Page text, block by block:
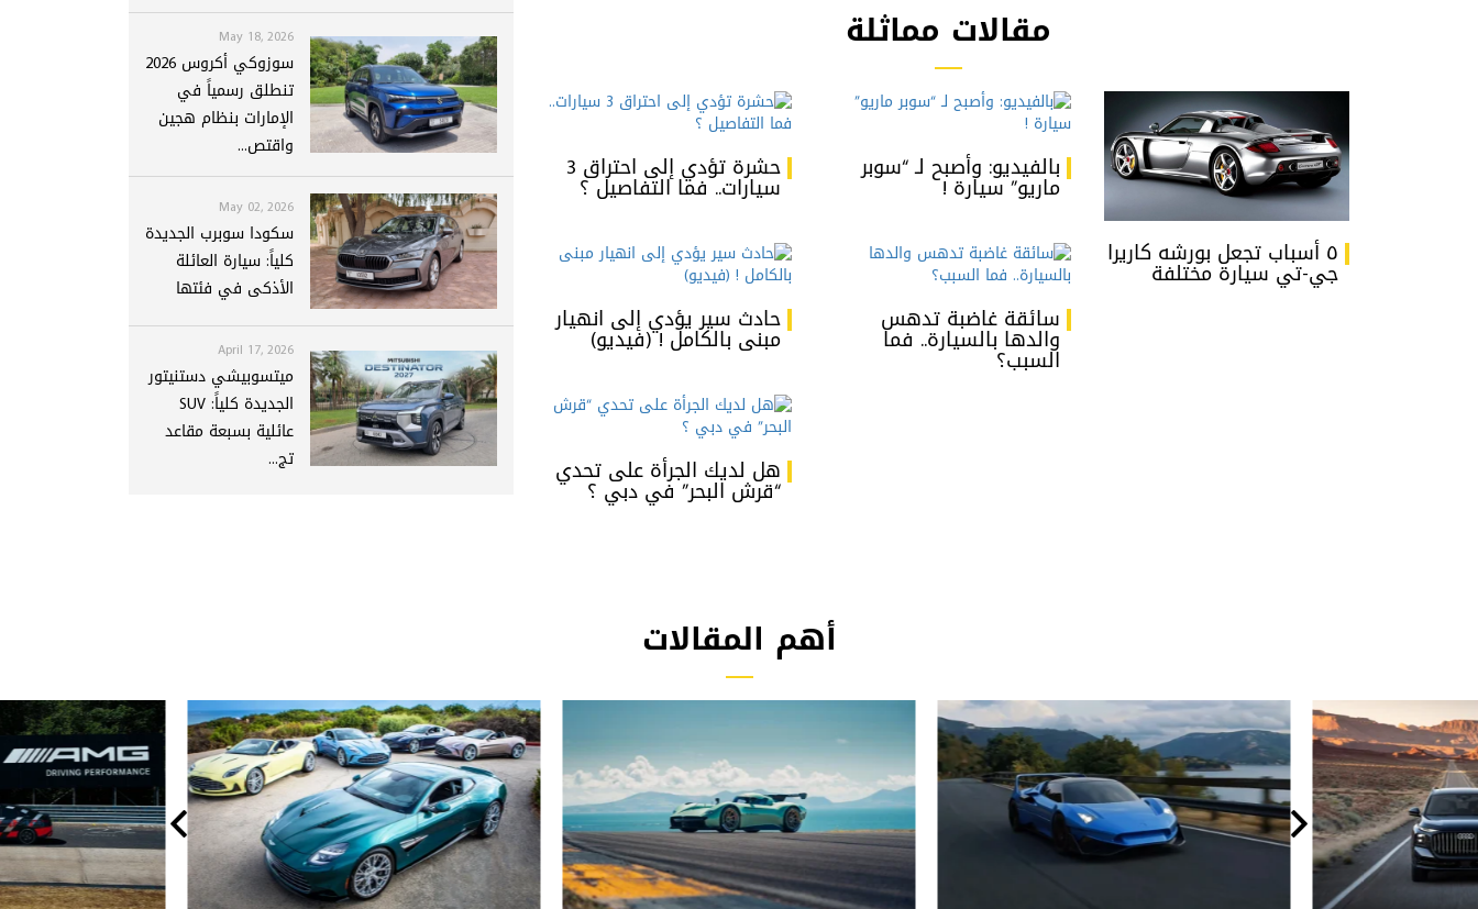
مقالات مماثلة
٥ أسباب تجعل بورشه كاريرا
جي-تي سيارة مختلفة
بالفيديو: وأصبح لـ “سوبر
ماريو” سيارة !
حشرة تؤدي إلى احتراق 3
سيارات.. فما التفاصيل ؟
سائقة غاضبة تدهس
والدها بالسيارة.. فما
السبب؟
حادث سير يؤدي إلى انهيار
مبنى بالكامل ! (فيديو)
هل لديك الجرأة على تحدي
“قرش البحر” في دبي ؟
May 18, 2026
سوزوكي أكروس 2026
تنطلق رسمياً في
الإمارات بنظام هجين
واقتص...
May 02, 2026
سكودا سوبرب الجديدة
كلياً: سيارة العائلة
الأذكى في فئتها
April 17, 2026
ميتسوبيشي دستنيتور
الجديدة كلياً: SUV
عائلية بسبعة مقاعد
تج...
أهم المقالات